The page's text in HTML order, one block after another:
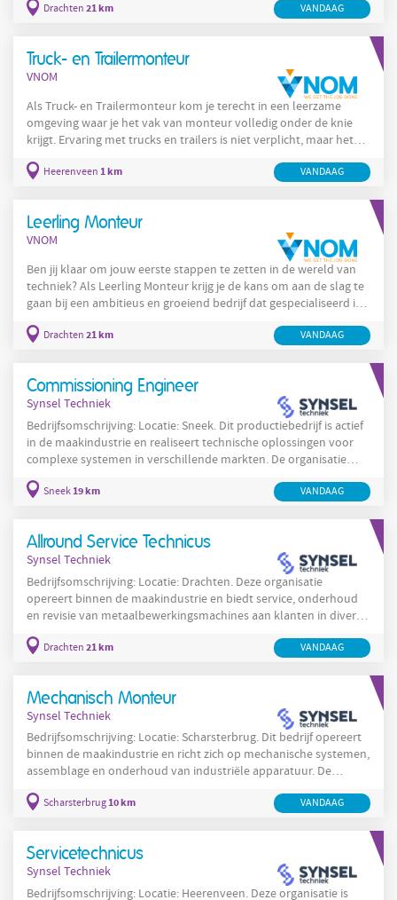
motorrevisies; Onderhoud aan bedrijfswagens en trailers;
€3.600 bruto per maand; 25 vakantiedagen;
Drachten 21 km VANDAAG
Truck- en Trailermonteur
VNOM
Als Truck- en Trailermonteur kom je terecht in een leerzame
omgeving waar je het vak van monteur volledig onder de knie
krijgt. Ervaring met trucks en trailers is niet verplicht, maar het
werkzaamheden binnen een technisch bedrijf. Uitvoeren van
problemen; Controleren van
Heerenveen 1 km VANDAAG
Leerling Monteur
VNOM
Ben jij klaar om jouw eerste stappen te zetten in de wereld van
techniek? Als Leerling Monteur krijg je de kans om aan de slag te
gaan bij een ambitieus en groeiend bedrijf dat gespecialiseerd is
praktische omgeving waar leren en ontwikkelen centraal staan,
collega's en de fijne kneepjes van het vak
Drachten 21 km VANDAAG
Commissioning Engineer
Synsel Techniek
Bedrijfsomschrijving: Locatie: Sneek. Dit productiebedrijf is actief
in de maakindustrie en realiseert technische oplossingen voor
complexe systemen in verschillende markten. De organisatie
werkt met multidisciplinaire teams en levert projecten van
ontwerp tot oplevering, met nadruk op kwaliteit, veiligheid en
internationale opdrachtgevers. Deze
Sneek19 km VANDAAG
Allround Service Technicus
Synsel Techniek
Bedrijfsomschrijving: Locatie: Drachten. Deze organisatie
opereert binnen de maakindustrie en biedt service, onderhoud
en revisie van metaalbewerkingsmachines aan klanten in diverse
productieomgevingen in en rond Drachten. De organisatie heeft
een compacte en goed uitgeruste werkplaats in Drachten en
elektrische taken uit en richten zich op storingsanalyse,
Drachten 21 km VANDAAG
Mechanisch Monteur
Synsel Techniek
Bedrijfsomschrijving: Locatie: Scharsterbrug. Dit bedrijf opereert
binnen de maakindustrie en richt zich op mechanische systemen,
assemblage en onderhoud van industriële apparatuur. De
productieprocessen en streeft naar hoge betrouwbaarheid en
waarborgen van continuïteit en het minimaliseren van stilstand.
Scharsterbrug10 km VANDAAG
Servicetechnicus
Synsel Techniek
Bedrijfsomschrijving: Locatie: Heerenveen. Deze organisatie is